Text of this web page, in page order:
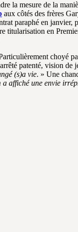
la mesure de la
aux côtés des frères
paraphé en
titularisation en
choyé
patenté, vision
(s)a vie. » Une
affiché une envie